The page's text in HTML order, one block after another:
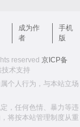
成为作
者
手机
版
reserved 京ICP备
技术支持
个人行为，与本站立场
，任何色情、暴力等违
将按本站管理制度从重